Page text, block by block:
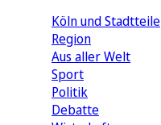
Köln und Stadtteile
Region
Aus aller Welt
Sport
Politik
Debatte